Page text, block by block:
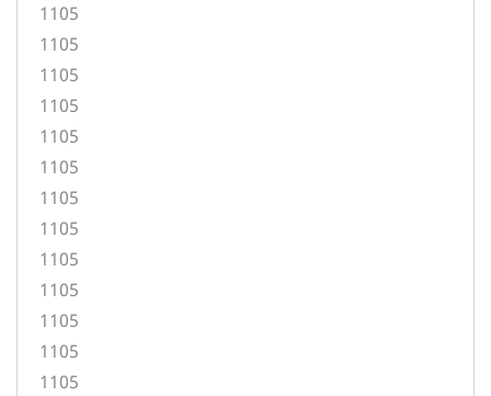
1105
1105
1105
1105
1105
1105
1105
1105
1105
1105
1105
1105
1105